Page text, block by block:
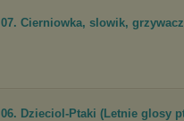
07. Cierniowka, slowik,
06. Dzieciol-Ptaki (Letnie glosy